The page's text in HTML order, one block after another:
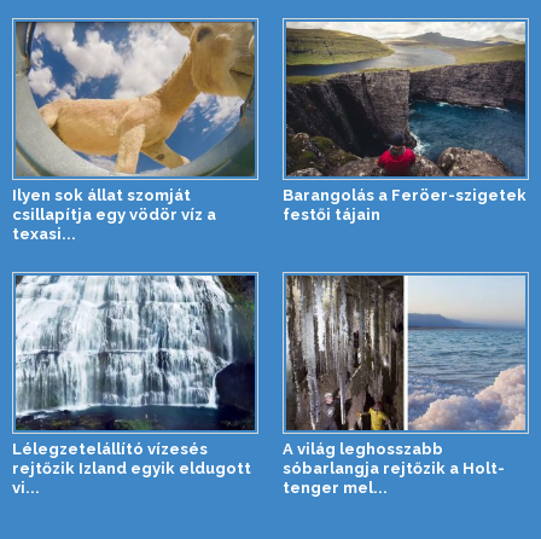
Ilyen sok állat szomját
csillapítja egy vödör víz a
texasi...
Barangolás a Feröer-szigetek
festői tájain
Lélegzetelállító vízesés
rejtőzik Izland egyik eldugott
vi...
A világ leghosszabb
sóbarlangja rejtőzik a Holt-
tenger mel...